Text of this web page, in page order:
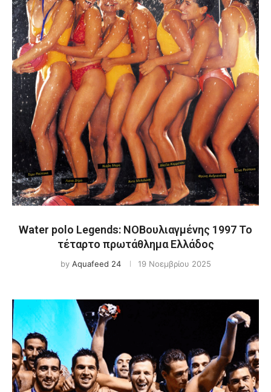
Water polo Legends: ΝΟΒουλιαγμένης 1997 Το
τέταρτο πρωτάθλημα Ελλάδος
by Aquafeed 24 19 Νοεμβρίου 2025